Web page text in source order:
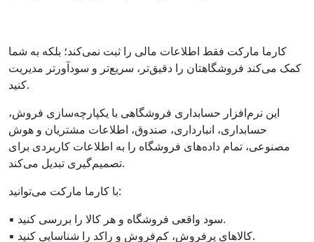
کارما مارکت فقط اطلاعات مالی را ثبت نمی‌کند؛ بلکه به شما
کمک می‌کند فروشگاهتان را دقیق‌تر، سریع‌تر و سودآورتر مدیریت
کنید.
این نرم‌افزار حسابداری فروشگاهی با یکپارچه‌سازی فروش،
حسابداری، انبارداری، صندوق، اطلاعات مشتریان و هوش
مصنوعی، تمام داده‌های فروشگاه را به اطلاعات کاربردی برای
تصمیم‌گیری تبدیل می‌کند.
با کارما مارکت می‌توانید:
▪ سود واقعی فروشگاه و هر کالا را بررسی کنید.
▪ کالاهای پرفروش، کم‌فروش و راکد را شناسایی کنید.